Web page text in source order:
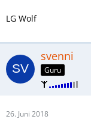
LG Wolf
svenni
Guru
26. Juni 2018